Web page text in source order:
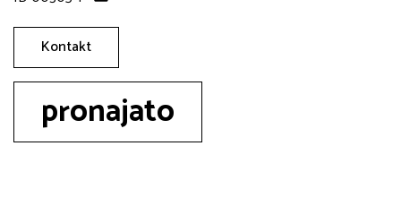
Kontakt
pronajato